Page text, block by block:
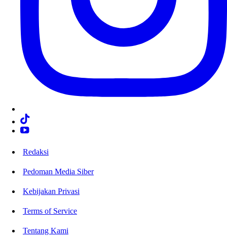
Redaksi
Pedoman Media Siber
Kebijakan Privasi
Terms of Service
Tentang Kami